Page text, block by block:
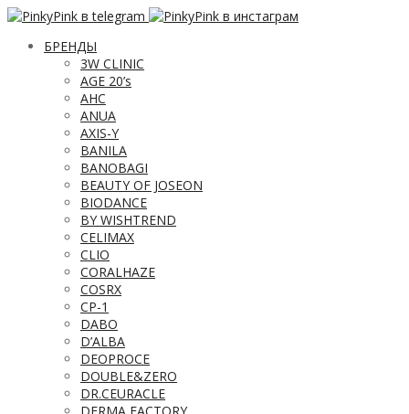
БРЕНДЫ
3W CLINIC
AGE 20’s
AHC
ANUA
AXIS-Y
BANILA
BANOBAGI
BEAUTY OF JOSEON
BIODANCE
BY WISHTREND
CELIMAX
CLIO
CORALHAZE
COSRX
CP-1
DABO
D’ALBA
DEOPROCE
DOUBLE&ZERO
DR.CEURACLE